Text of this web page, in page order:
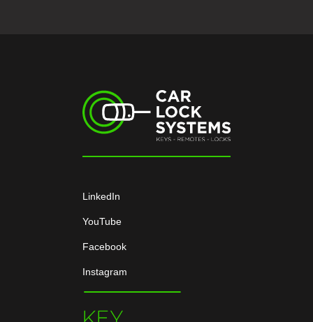
LinkedIn
YouTube
Facebook
Instagram